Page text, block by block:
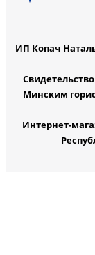
ИП Копач
Минским
Интернет-